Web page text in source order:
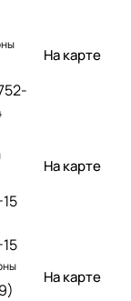
На карте
На карте
На карте